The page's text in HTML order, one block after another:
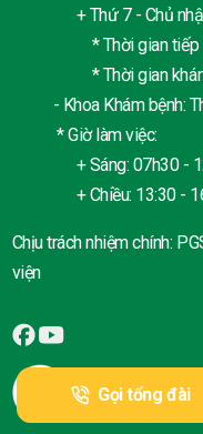
Gọi tổng đài
+ Thứ 7 - Chủ
* Thời gian tiếp
* Thời gian khám
- Khoa Khám bệnh:
* Giờ làm việc:
+ Sáng: 07h30 -
+ Chiều: 13:30 -
Chịu trách nhiệm chính:
viện